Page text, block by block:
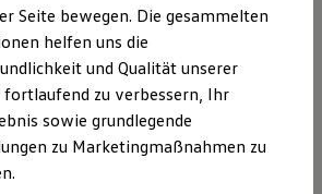
Service
Special
Pflege & Inspektion
anfragen
Vorteile bei Volkswagen Nutzfahrzeuge
Service
& Reifen Service
DE137266840
Neubrandenburg, HRB
mit Erlaubnisbefreiung,
nach § 34d Abs. 3 GewO
Seite bewegen. Die gesammelten
helfen uns die
und Qualität unserer
fortlaufend zu verbessern, Ihr
sowie grundlegende
zu Marketingmaßnahmen zu